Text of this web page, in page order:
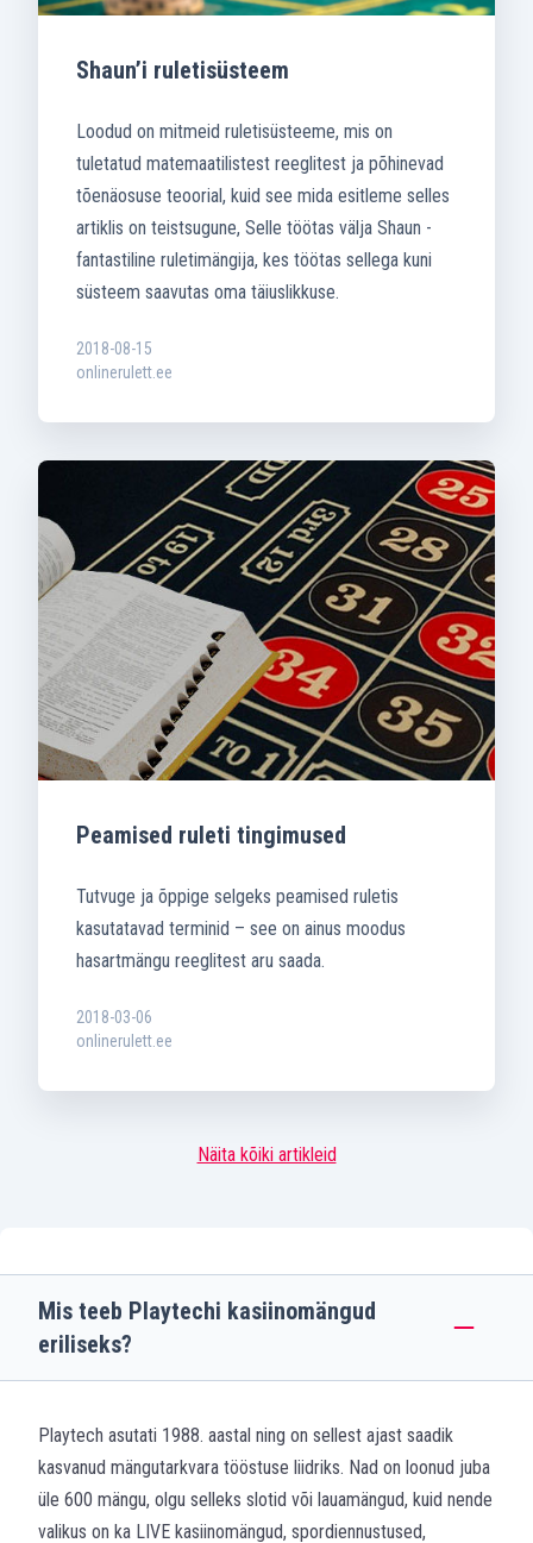
Näita kõiki artikleid
Shaun’i ruletisüsteem
Loodud on mitmeid ruletisüsteeme, mis on
tuletatud matemaatilistest reeglitest ja põhinevad
tõenäosuse teoorial, kuid see mida esitleme selles
artiklis on teistsugune, Selle töötas välja Shaun -
fantastiline ruletimängija, kes töötas sellega kuni
süsteem saavutas oma täiuslikkuse.
2018-08-15
onlinerulett.ee
Peamised ruleti tingimused
Tutvuge ja õppige selgeks peamised ruletis
kasutatavad terminid – see on ainus moodus
hasartmängu reeglitest aru saada.
2018-03-06
onlinerulett.ee
Mis teeb Playtechi kasiinomängud
eriliseks?
Playtech asutati 1988. aastal ning on sellest ajast saadik
kasvanud mängutarkvara tööstuse liidriks. Nad on loonud juba
üle 600 mängu, olgu selleks slotid või lauamängud, kuid nende
valikus on ka LIVE kasiinomängud, spordiennustused,